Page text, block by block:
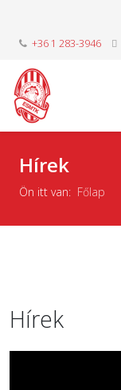
+36 1 283-3946
Hírek
Ön itt van: Főlap
Hírek